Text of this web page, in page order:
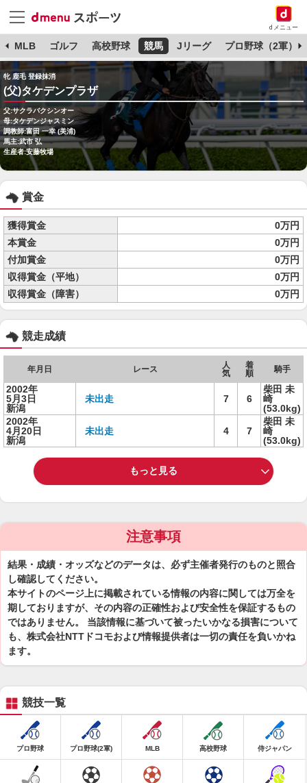
dメニュー
MLB ゴルフ 高校野球 競馬 Jリーグ プロ野球（2軍）
牝 鹿毛 登録抹消
(父)タケデンプラザ
父:サクラバクシンオー
母:タケデンジャスミン
調教師:富田 一幸 (美浦)
馬主:武市 弘
生産者:安藤牧場
賞金
獲得賞金
0万円
本賞金
0万円
付加賞金
0万円
収得賞金（平地）
0万円
収得賞金（障害）
0万円
競走成績
年月日 レース
人
気
着
順
騎手
2002年
5月3日
新潟
未出走 7 6
柴田 未
崎
(53.0kg)
2002年
4月20日
新潟
未出走 4 7
柴田 未
崎
(53.0kg)
もっと見る
注意事項
結果・成績・オッズなどのデータは、必ず主催者発行のものと照合
し確認してください。
本サイトのページ上に掲載されている情報の内容に関しては万全を
期しておりますが、その内容の正確性および安全性を保証するもの
ではありません。 当該情報に基づいて被ったいかなる損害について
も、株式会社NTTドコモおよび情報提供者は一切の責任を負いかね
ます。
競技一覧
プロ野球 プロ野球(2軍) MLB 高校野球 侍ジャパン